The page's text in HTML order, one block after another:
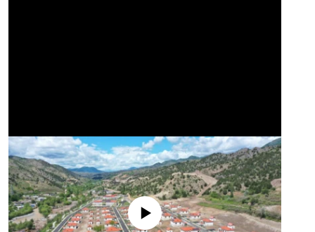
No media source currently available